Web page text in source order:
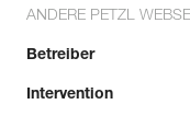
ANDERE PETZL
Betreiber
Intervention